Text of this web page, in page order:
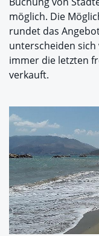
möglich. Die
rundet das
unterscheiden sich
immer die letzten
verkauft.